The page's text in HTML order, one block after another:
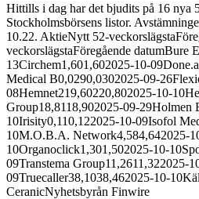
Hittills i dag har det bjudits på 16 nya
Stockholmsbörsens listor.
10.22. AktieNytt 52-
veckorslägstaFöregående datumBure
13Circhem1,601,602025-10-
Medical B0,0290,0302025-09-
08Hemnet219,60220,802025-10-
Group18,8118,902025-09-29Holmen
10Irisity0,110,122025-10-09Isofol
10M.O.B.A. Network4,584,642025-
10Organoclick1,301,502025-10-
09Transtema Group11,2611,322025-
09Truecaller38,1038,462025-10-
CeranicNyhetsbyrån Finwire